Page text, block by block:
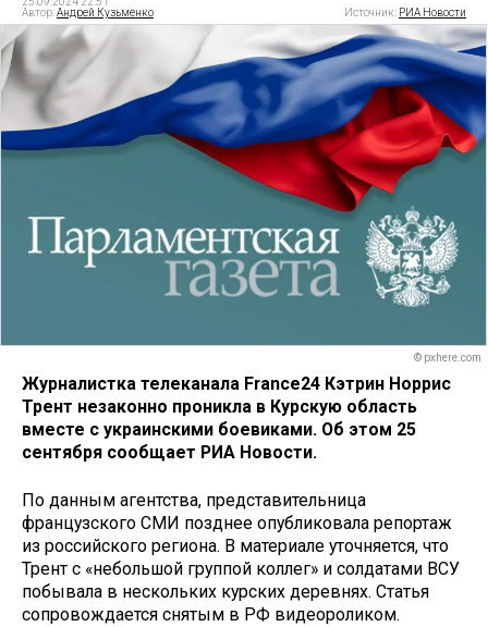
Автор:Андрей Кузьменко Источник: РИА Новости
© pxhere.com
Журналистка телеканала France24 Кэтрин Норрис
Трент незаконно проникла в Курскую область
вместе с украинскими боевиками. Об этом 25
сентября сообщает РИА Новости.
По данным агентства, представительница
французского СМИ позднее опубликовала репортаж
из российского региона. В материале уточняется, что
Трент с «небольшой группой коллег» и солдатами ВСУ
побывала в нескольких курских деревнях. Статья
сопровождается снятым в РФ видеороликом.